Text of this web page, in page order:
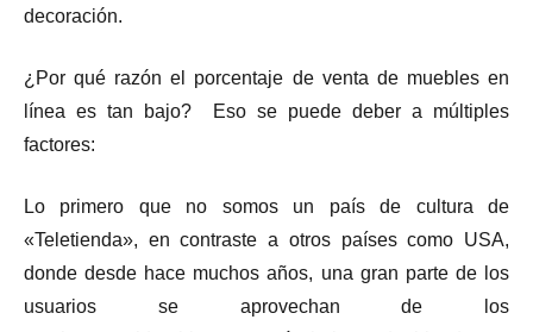
decoración.
¿Por qué razón el porcentaje de venta de muebles en
línea es tan bajo? Eso se puede deber a múltiples
factores:
Lo primero que no somos un país de cultura de
«Teletienda», en contraste a otros países como USA,
donde desde hace muchos años, una gran parte de los
usuarios se aprovechan de los